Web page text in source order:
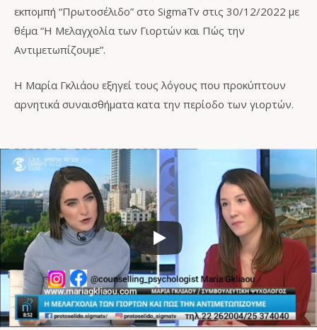
εκπομπή “Πρωτοσέλιδο” στο SigmaTv στις 30/12/2022 με
θέμα “Η Μελαγχολία των Γιορτών και Πώς την
Αντιμετωπίζουμε”.
Η Μαρία Γκλιάου εξηγεί τους λόγους που προκύπτουν
αρνητικά συναισθήματα κατα την περίοδο των γιορτών.